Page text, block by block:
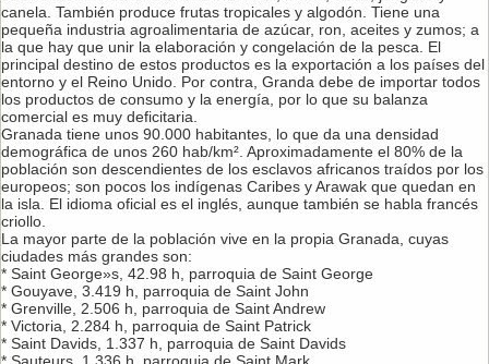
canela. También produce frutas tropicales y algodón. Tiene una
pequeña industria agroalimentaria de azúcar, ron, aceites y zumos; a
la que hay que unir la elaboración y congelación de la pesca. El
principal destino de estos productos es la exportación a los países del
entorno y el Reino Unido. Por contra, Granda debe de importar todos
los productos de consumo y la energía, por lo que su balanza
comercial es muy deficitaria.
Granada tiene unos 90.000 habitantes, lo que da una densidad
demográfica de unos 260 hab/km². Aproximadamente el 80% de la
población son descendientes de los esclavos africanos traídos por los
europeos; son pocos los indígenas Caribes y Arawak que quedan en
la isla. El idioma oficial es el inglés, aunque también se habla francés
criollo.
La mayor parte de la población vive en la propia Granada, cuyas
ciudades más grandes son:
* Saint George»s, 42.98 h, parroquia de Saint George
* Gouyave, 3.419 h, parroquia de Saint John
* Grenville, 2.506 h, parroquia de Saint Andrew
* Victoria, 2.284 h, parroquia de Saint Patrick
* Saint Davids, 1.337 h, parroquia de Saint Davids